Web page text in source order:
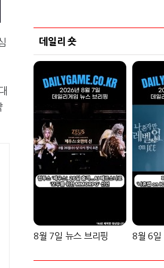
데일리 숏
8월 7일 뉴스 브리핑 8월 6일